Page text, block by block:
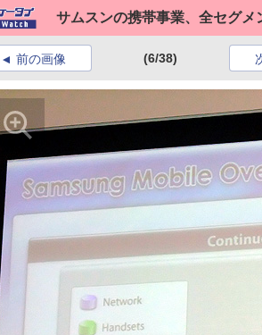
サムスンの携帯事業、全セグメ
前の画像 (6/38)